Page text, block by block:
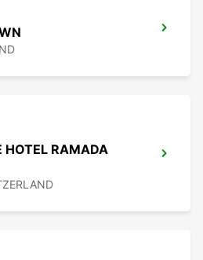
HOTEL RAMADA